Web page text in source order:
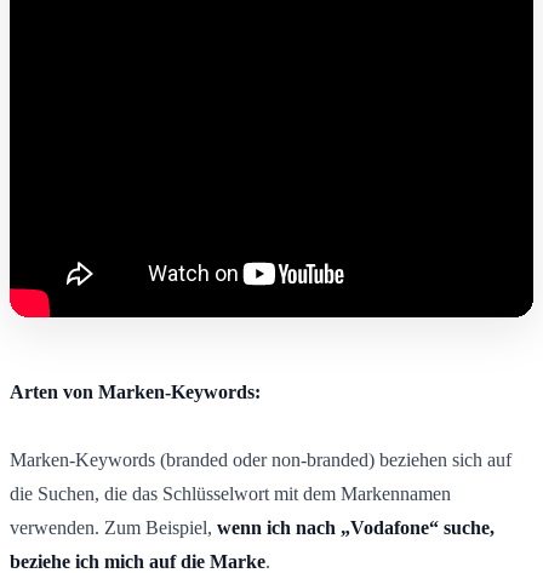
Arten von Marken-Keywords:
Marken-Keywords (branded oder non-branded) beziehen sich auf
die Suchen, die das Schlüsselwort mit dem Markennamen
verwenden. Zum Beispiel, wenn ich nach „Vodafone“ suche,
beziehe ich mich auf die Marke.